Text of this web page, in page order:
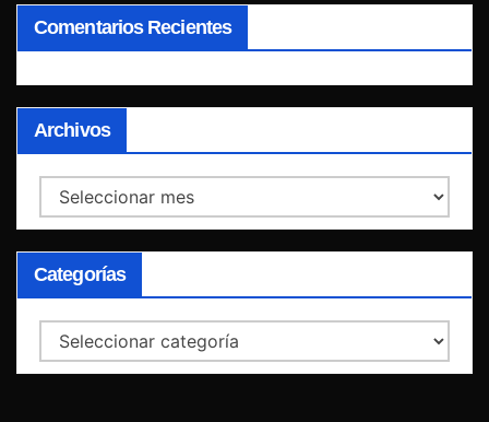
Comentarios Recientes
Archivos
Archivos
Categorías
Categorías